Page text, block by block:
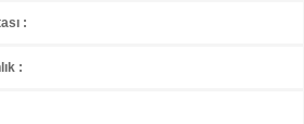
:
: